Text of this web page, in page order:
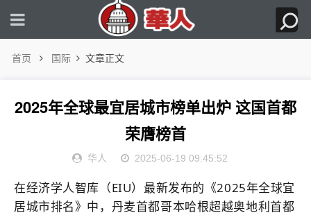
首页 国际 文章正文
2025年全球最宜居城市榜单出炉 这国首都
荣膺榜首
华人 2025-06-19 09:45:52
在经济学人智库（EIU）最新发布的《2025年全球宜
居城市排名》中，丹麦首都哥本哈根超越奥地利首都